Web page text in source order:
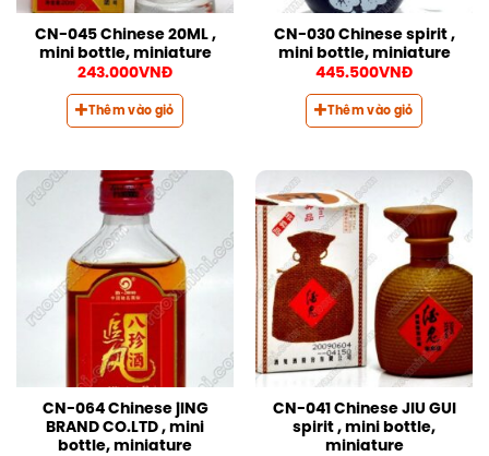
CN-045 Chinese 20ML ,
mini bottle, miniature
243.000VNĐ
Thêm vào giỏ
CN-030 Chinese spirit ,
mini bottle, miniature
445.500VNĐ
Thêm vào giỏ
CN-064 Chinese jING
BRAND CO.LTD , mini
bottle, miniature
CN-041 Chinese JIU GUI
spirit , mini bottle,
miniature